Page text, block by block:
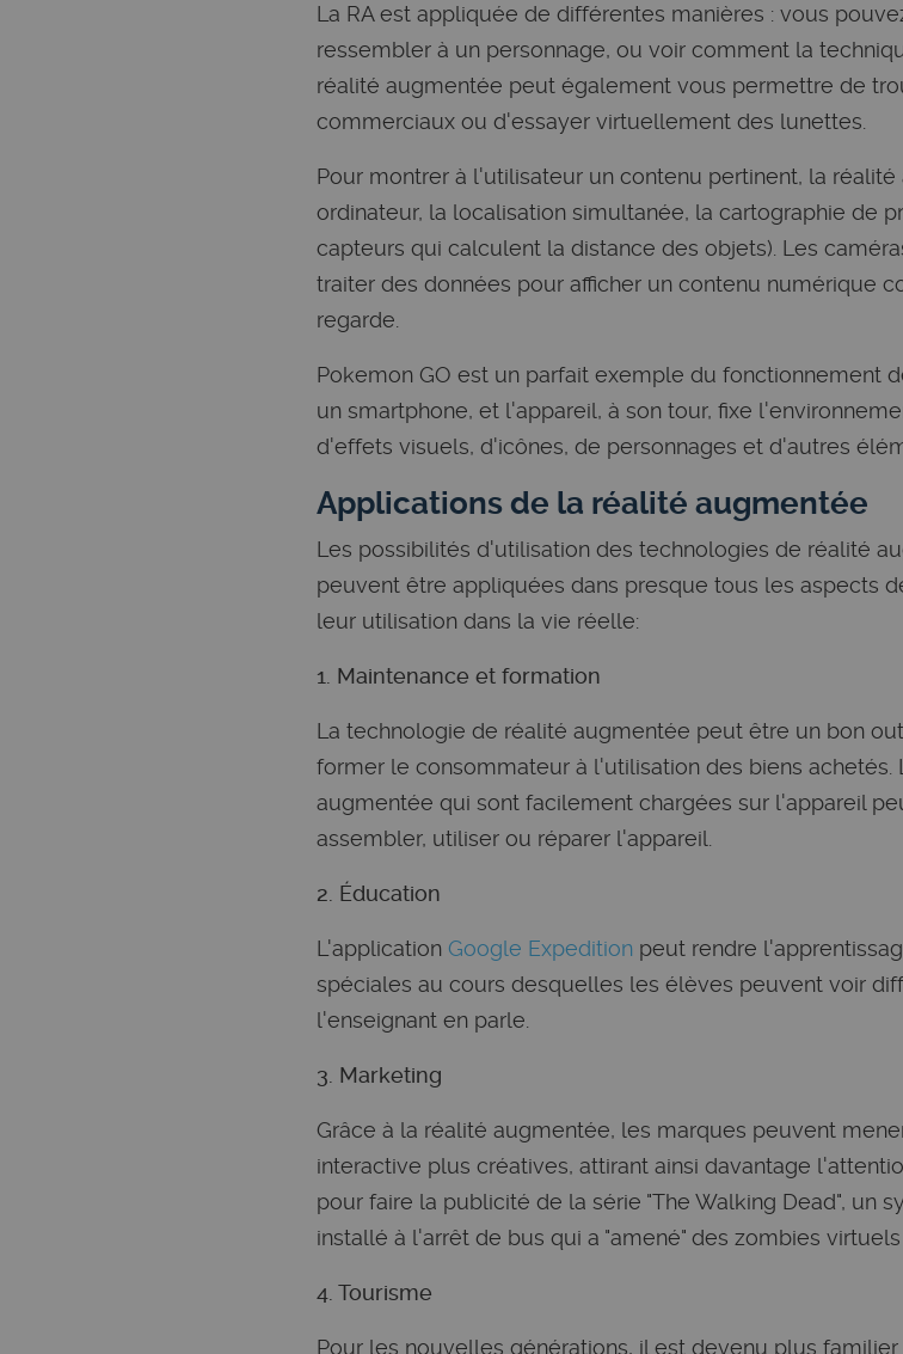
La RA est appliquée de différentes manières : vous
ressembler à un personnage, ou voir comment la
réalité augmentée peut également vous permettre de
commerciaux ou d'essayer virtuellement des lunettes.
Pour montrer à l'utilisateur un contenu pertinent, la
ordinateur, la localisation simultanée, la cartographie de
capteurs qui calculent la distance des objets). Les
traiter des données pour afficher un contenu numérique
regarde.
Pokemon GO est un parfait exemple du fonctionnement
un smartphone, et l'appareil, à son tour, fixe
d'effets visuels, d'icônes, de personnages et d'autres
Applications de la réalité augmentée
Les possibilités d'utilisation des technologies de réalité
peuvent être appliquées dans presque tous les aspects
leur utilisation dans la vie réelle:
1. Maintenance et formation
La technologie de réalité augmentée peut être un bon
former le consommateur à l'utilisation des biens achetés.
augmentée qui sont facilement chargées sur l'appareil
assembler, utiliser ou réparer l'appareil.
2. Éducation
L'application Google Expedition peut rendre
spéciales au cours desquelles les élèves peuvent voir
l'enseignant en parle.
3. Marketing
Grâce à la réalité augmentée, les marques peuvent
interactive plus créatives, attirant ainsi davantage
pour faire la publicité de la série "The Walking Dead", un
installé à l'arrêt de bus qui a "amené" des zombies
4. Tourisme
Pour les nouvelles générations, il est devenu plus